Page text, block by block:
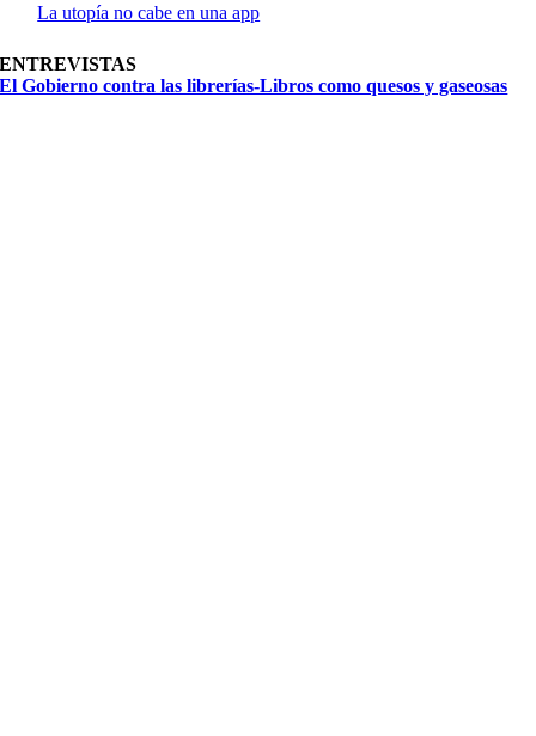
La utopía no cabe en una app
ENTREVISTAS
El Gobierno contra las librerías-Libros como quesos y gaseosas